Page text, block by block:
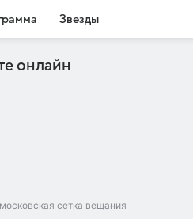
Звезды
онлайн
сетка вещания